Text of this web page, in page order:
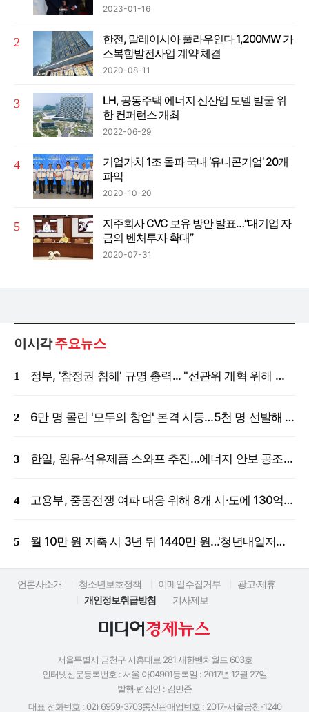
2023-01-16
한전, 말레이시아 풀라우인다 1,200MW 가
스복합발전사업 계약 체결
2020-08-11
LH, 공동주택 에너지 신산업 모델 발굴 위
한 컨퍼런스 개최
2022-06-29
기업가치 1조 돌파 국내 ‘유니콘기업’ 20개
파악
2020-10-20
지주회사 CVC 보유 방안 발표…“대기업 자
금의 벤처투자 확대”
2020-07-31
이시각주요뉴스
정부, '참정권 침해' 규명 총력... "선관위 개혁 위해 국정조사 등 모든 조치"
6만 명 몰린 '모두의 창업' 본격 시동…5천 명 선발해 밀착 지원
한일, 원유·석유제품 스와프 추진…에너지 안보 공조 강화
고용부, 중동전쟁 여파 대응 위해 8개 시·도에 130억 원 긴급 투입
월 10만 원 저축 시 3년 뒤 1440만 원…'청년내일저축계좌' 신규 모집
언론사소개 청소년보호정책 이메일수집거부
광고·제휴
개인정보취급방침
기사제보
서울특별시 금천구 시흥대로 281 새한벤처월드 603호
인터넷신문등록번호 : 서울 아04901등록일 : 2017년 12월 27일
발행·편집인 : 김민준
대표 전화번호 : 02) 6959-3703통신판매업번호 : 2017-서울금천-1240